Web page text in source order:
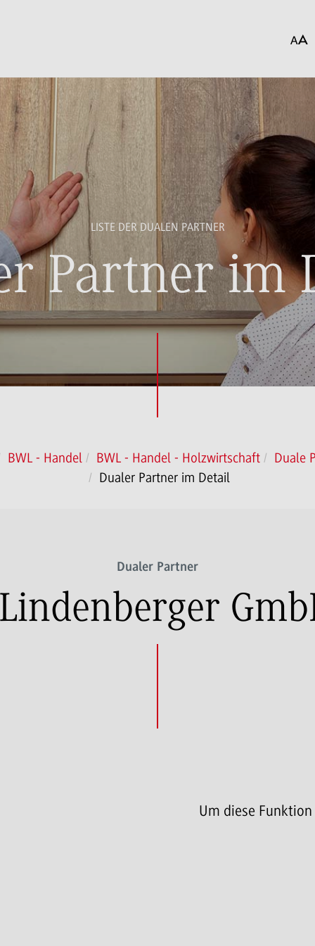
LISTE DER DUALEN PARTNER
Partner im
BWL - Handel BWL - Handel - Holzwirtschaft
Duale
Dualer Partner im Detail
Dualer Partner
Um diese